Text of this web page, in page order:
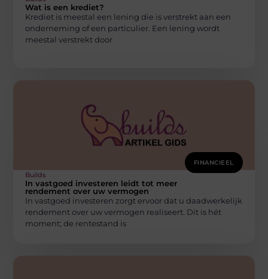
Wat is een krediet?
Krediet is meestal een lening die is verstrekt aan een
onderneming of een particulier. Een lening wordt
meestal verstrekt door
FINANCIEEL
Builds
In vastgoed investeren leidt tot meer
rendement over uw vermogen
In vastgoed investeren zorgt ervoor dat u daadwerkelijk
rendement over uw vermogen realiseert. Dit is hét
moment; de rentestand is